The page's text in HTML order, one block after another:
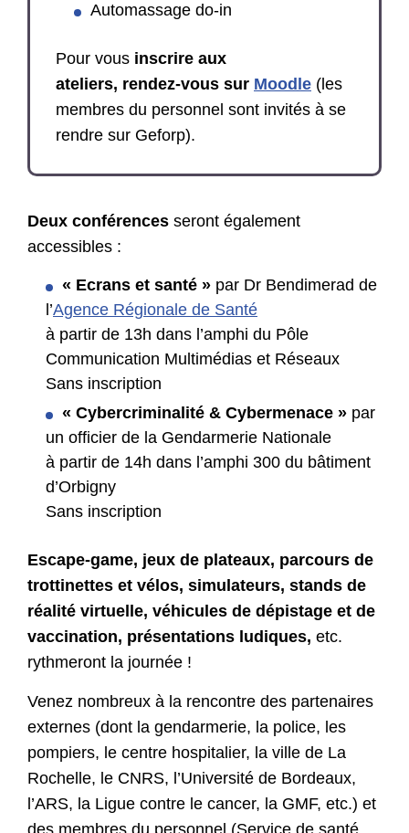
Automassage do-in
Pour vous inscrire aux
ateliers, rendez-vous sur Moodle (les
membres du personnel sont invités à se
rendre sur Geforp).
Deux conférences seront également
accessibles :
« Ecrans et santé » par Dr Bendimerad de
l’Agence Régionale de Santé
à partir de 13h dans l’amphi du Pôle
Communication Multimédias et Réseaux
Sans inscription
« Cybercriminalité & Cybermenace » par
un officier de la Gendarmerie Nationale
à partir de 14h dans l’amphi 300 du bâtiment
d’Orbigny
Sans inscription
Escape-game, jeux de plateaux, parcours de
trottinettes et vélos, simulateurs, stands de
réalité virtuelle, véhicules de dépistage et de
vaccination, présentations ludiques, etc.
rythmeront la journée !
Venez nombreux à la rencontre des partenaires
externes (dont la gendarmerie, la police, les
pompiers, le centre hospitalier, la ville de La
Rochelle, le CNRS, l’Université de Bordeaux,
l’ARS, la Ligue contre le cancer, la GMF, etc.) et
des membres du personnel (Service de santé